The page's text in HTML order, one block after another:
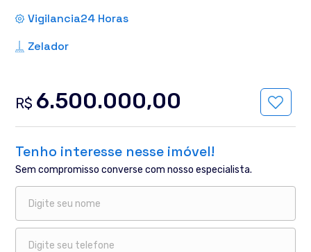
Vigilancia24 Horas
Zelador
R$ 6.500.000,00
Tenho interesse nesse imóvel!
Sem compromisso converse com nosso especialista.